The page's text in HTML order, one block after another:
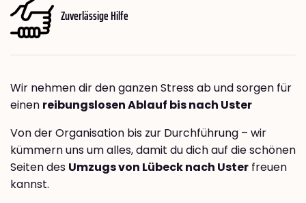
Zuverlässige Hilfe
Wir nehmen dir den ganzen Stress ab und sorgen für
einen reibungslosen Ablauf bis nach Uster
Von der Organisation bis zur Durchführung – wir
kümmern uns um alles, damit du dich auf die schönen
Seiten des Umzugs von Lübeck nach Uster freuen
kannst.